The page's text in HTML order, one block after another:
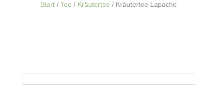
Start/ Tee / Kräutertee / Kräutertee Lapacho